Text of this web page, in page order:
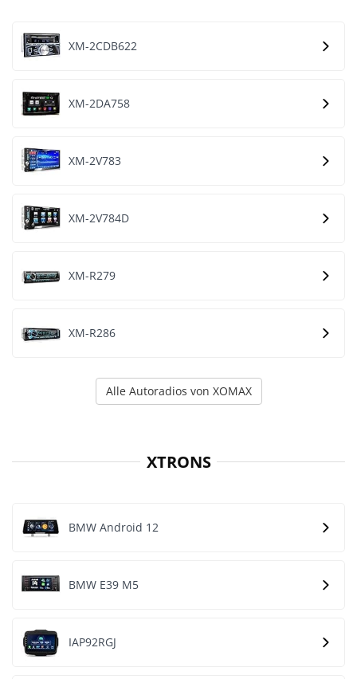
XM-2CDB622
XM-2DA758
XM-2V783
XM-2V784D
XM-R279
XM-R286
Alle Autoradios von XOMAX
XTRONS
BMW Android 12
BMW E39 M5
IAP92RGJ